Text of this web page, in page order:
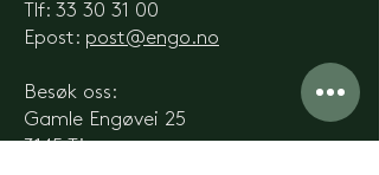
Tlf: 33 30 31 00
Epost: post@engo.no
Besøk oss:
Gamle Engøvei 25
3145 Tjøme